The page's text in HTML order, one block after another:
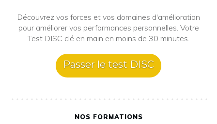
Découvrez vos forces et vos domaines d'amélioration
pour améliorer vos performances personnelles. Votre
Test DISC clé en main en moins de 30 minutes.
Passer le test DISC
NOS FORMATIONS